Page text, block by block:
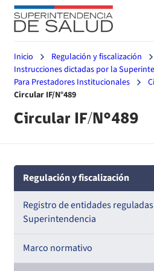
Inicio
Regulación y fiscalización
Instrucciones dictadas por la
Para Prestadores Institucionales
Circular IF/N°489
Circular IF/N°489
Regulación y fiscalización
Registro de entidades
Superintendencia
Registro de Prestadores
Marco normativo